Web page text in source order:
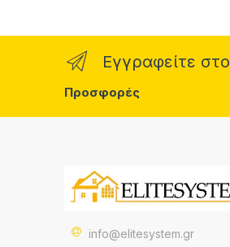
Εγγραφείτε
Προσφορές
info@elitesystem.gr